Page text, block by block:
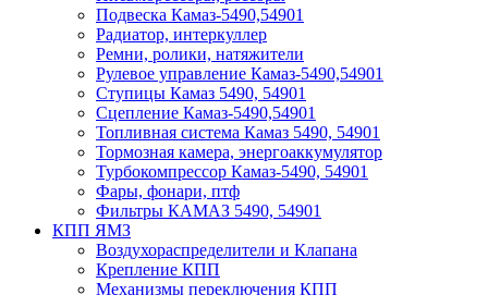
Подвеска Камаз-5490,54901
Радиатор, интеркуллер
Ремни, ролики, натяжители
Рулевое управление Камаз-5490,54901
Ступицы Камаз 5490, 54901
Сцепление Камаз-5490,54901
Топливная система Камаз 5490, 54901
Тормозная камера, энергоаккумулятор
Турбокомпрессор Камаз-5490, 54901
Фары, фонари, птф
Фильтры КАМАЗ 5490, 54901
КПП ЯМЗ
Воздухораспределители и Клапана
Крепление КПП
Механизмы переключения КПП